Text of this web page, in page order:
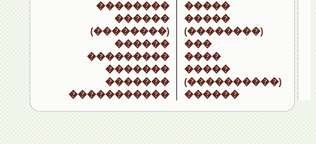
��������
������
(��������)
������
���������
�������
�������
�����������
�����
�����
(��������)
���
����
�����
(����������)
������